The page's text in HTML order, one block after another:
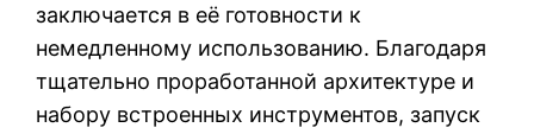
заключается в её готовности к
немедленному использованию. Благодаря
тщательно проработанной архитектуре и
набору встроенных инструментов, запуск